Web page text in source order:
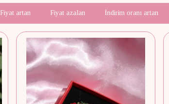
Fiyat artan Fiyat azalan İndirim oranı artan